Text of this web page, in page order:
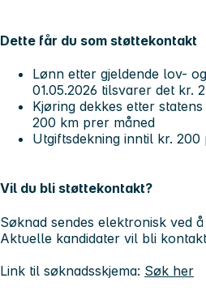
Dette får du som støttekontakt
Lønn etter gjeldende lov-
01.05.2026 tilsvarer det kr.
Kjøring dekkes etter
200 km prer måned
Utgiftsdekning inntil kr. 200
Vil du bli støttekontakt?
Søknad sendes elektronisk ved
Aktuelle kandidater vil bli
Link til søknadsskjema: Søk her